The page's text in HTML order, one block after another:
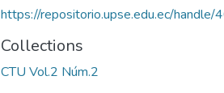
https://repositorio.upse.edu.ec/
Collections
CTU Vol.2 Núm.2